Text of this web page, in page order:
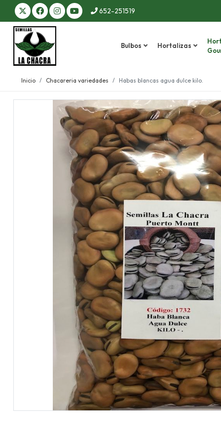
652-251519
Bulbos Hortalizas
Inicio Chacareria variedades Habas blancas agua dulce kilo.